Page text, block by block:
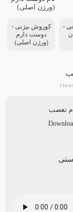
-
کوروش بیژنی -
دوست دارم
(ورژن اصلی)
تعصب